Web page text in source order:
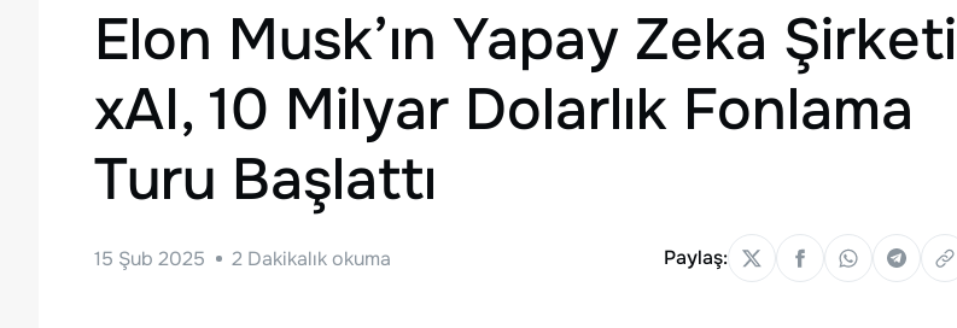
Elon Musk’ın Yapay Zeka Şirketi
xAI, 10 Milyar Dolarlık Fonlama
Turu Başlattı
15 Şub 2025 2 Dakikalık okuma Paylaş: